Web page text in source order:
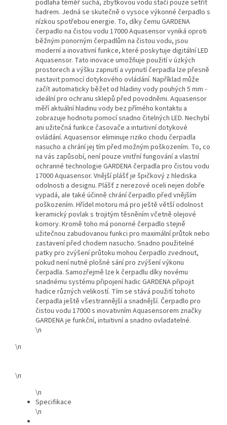
podlaha téměř suchá, zbytkovou vodu stačí pouze setřít
hadrem. Jedná se skutečně o vysoce výkonné čerpadlo s
nízkou spotřebou energie. To, díky čemu GARDENA
čerpadlo na čistou vodu 17000 Aquasensor vyniká oproti
běžným ponorným čerpadlům na čistou vodu, jsou
moderní a inovativní funkce, které poskytuje digitální LED
Aquasensor. Tato inovace umožňuje použití v úzkých
prostorech a výšku zapnutí a vypnutí čerpadla lze přesně
nastavit pomocí dotykového ovládání. Například může
začít automaticky běžet od hladiny vody pouhých 5 mm -
ideální pro ochranu sklepů před povodněmi. Aquasensor
měří aktuální hladinu vody bez přímého kontaktu a
zobrazuje hodnotu pomocí snadno čitelných LED. Nechybí
ani užitečná funkce časovače a intuitivní dotykové
ovládání. Aquasensor eliminuje riziko chodu čerpadla
nasucho a chrání jej tím před možným poškozením. To, co
na vás zapůsobí, není pouze vnitřní fungování a vlastní
ochranné technologie GARDENA čerpadla pro čistou vodu
17000 Aquasensor. Vnější plášť je špičkový z hlediska
odolnosti a designu. Plášť z nerezové oceli nejen dobře
vypadá, ale také účinně chrání čerpadlo před vnějším
poškozením. Hřídel motoru má pro ještě větší odolnost
keramický povlak s trojitým těsněním včetně olejové
komory. Kromě toho má ponorné čerpadlo stejně
užitečnou zabudovanou funkci pro maximální průtok nebo
zastavení před chodem nasucho. Snadno použitelné
patky pro zvýšení průtoku mohou čerpadlo zvednout,
pokud není nutné plošné sání pro zvýšení výkonu
čerpadla. Samozřejmě lze k čerpadlu díky novému
snadnému systému připojení hadic GARDENA připojit
hadice různých velikostí. Tím se stává použití tohoto
čerpadla ještě všestrannější a snadnější. Čerpadlo pro
čistou vodu 17000 s inovativním Aquasensorem značky
GARDENA je funkční, intuitivní a snadno ovladatelné.
\n
\n
\n
\n
Specifikace
\n